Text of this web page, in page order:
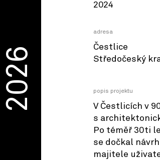
2024
adresa
Čestlice
Středočeský
popis projektu
V Čestlicích v
s
Po téměř 30ti
se dočkal
majitele
2026